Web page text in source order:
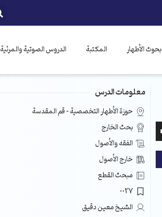
بحوث الأطهار المكتبة الدروس الصوتية والمرئية
استخدم
الأسهم
معلومات الدرس
حوزة الأطهار التخصصية – قم المقدسة
بحث الخارج
الفقه والأصول
خارج الأصول
مبحث القطع
0027
الشيخ معين دقيق